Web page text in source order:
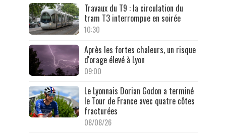
Travaux du T9 : la circulation du
tram T3 interrompue en soirée
10:30
Après les fortes chaleurs, un risque
d'orage élevé à Lyon
09:00
Le Lyonnais Dorian Godon a terminé
le Tour de France avec quatre côtes
fracturées
08/08/26